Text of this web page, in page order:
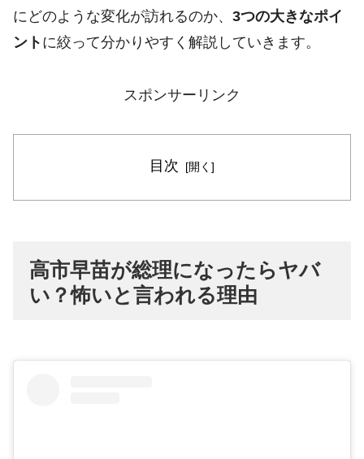
にどのような変化が訪れるのか、 3つの大きなポイ
ント に絞って分かりやすく解説していきます。
スポンサーリンク
目次
高市早苗が総理になったらヤバ
い？怖いと言われる理由